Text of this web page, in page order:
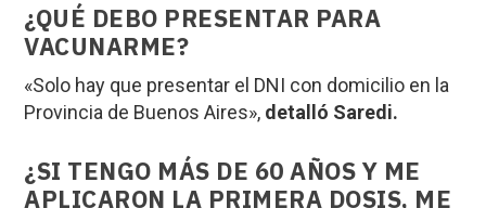
¿QUÉ DEBO PRESENTAR PARA
VACUNARME?
«Solo hay que presentar el DNI con domicilio en la
Provincia de Buenos Aires», detalló Saredi.
¿SI TENGO MÁS DE 60 AÑOS Y ME
APLICARON LA PRIMERA DOSIS, ME